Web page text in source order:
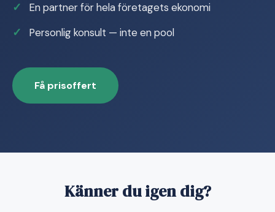
En partner för hela företagets ekonomi
Personlig konsult — inte en pool
Få prisoffert
Känner du igen dig?